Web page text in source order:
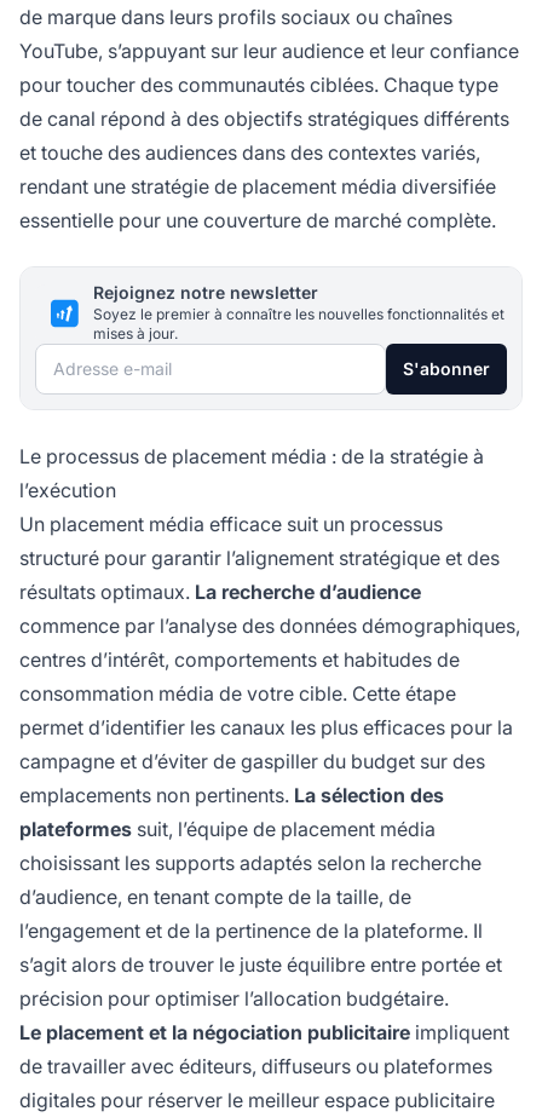
de marque dans leurs profils sociaux ou chaînes
YouTube, s’appuyant sur leur audience et leur confiance
pour toucher des communautés ciblées. Chaque type
de canal répond à des objectifs stratégiques différents
et touche des audiences dans des contextes variés,
rendant une stratégie de placement média diversifiée
essentielle pour une couverture de marché complète.
Rejoignez notre newsletter
Soyez le premier à connaître les nouvelles fonctionnalités et
mises à jour.
Adresse e-mail S'abonner
Le processus de placement média : de la stratégie à
l’exécution
Un placement média efficace suit un processus
structuré pour garantir l’alignement stratégique et des
résultats optimaux. La recherche d’audience
commence par l’analyse des données démographiques,
centres d’intérêt, comportements et habitudes de
consommation média de votre cible. Cette étape
permet d’identifier les canaux les plus efficaces pour la
campagne et d’éviter de gaspiller du budget sur des
emplacements non pertinents. La sélection des
plateformes suit, l’équipe de placement média
choisissant les supports adaptés selon la recherche
d’audience, en tenant compte de la taille, de
l’engagement et de la pertinence de la plateforme. Il
s’agit alors de trouver le juste équilibre entre portée et
précision pour optimiser l’allocation budgétaire.
Le placement et la négociation publicitaire impliquent
de travailler avec éditeurs, diffuseurs ou plateformes
digitales pour réserver le meilleur espace publicitaire